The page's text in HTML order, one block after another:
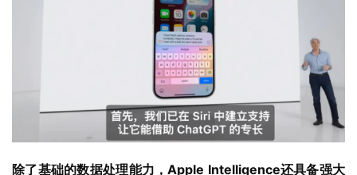
除了基础的数据处理能力，Apple Intelligence还具备强大